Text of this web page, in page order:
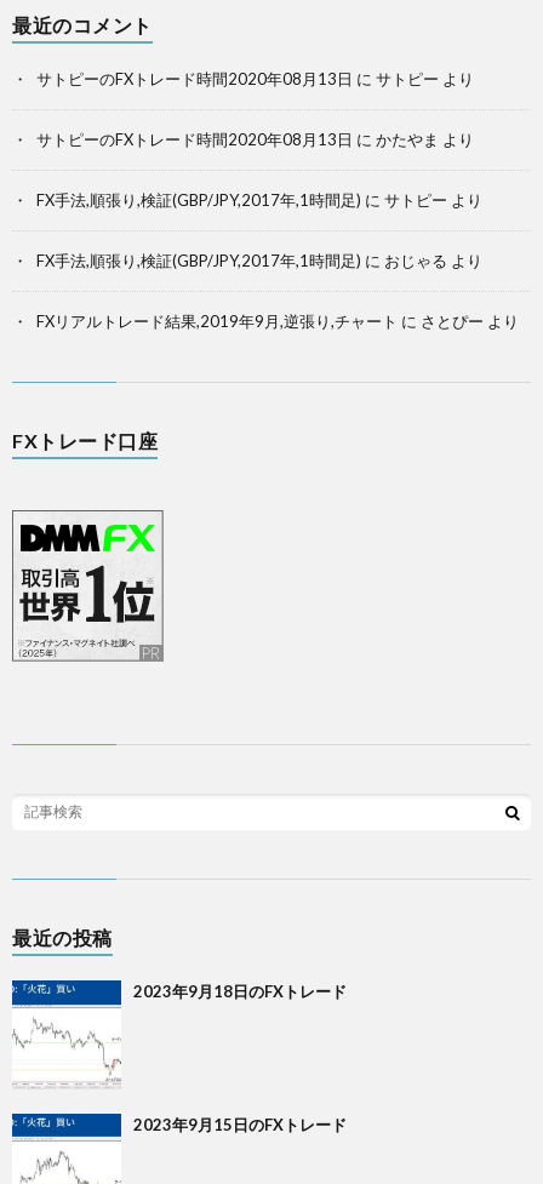
最近のコメント
サトピーのFXトレード時間2020年08月13日 に サトピー より
サトピーのFXトレード時間2020年08月13日 に かたやま より
FX手法,順張り,検証(GBP/JPY,2017年,1時間足) に サトピー より
FX手法,順張り,検証(GBP/JPY,2017年,1時間足) に おじゃる より
FXリアルトレード結果,2019年9月,逆張り,チャート に さとぴー より
FXトレード口座
最近の投稿
2023年9月18日のFXトレード
2023年9月15日のFXトレード